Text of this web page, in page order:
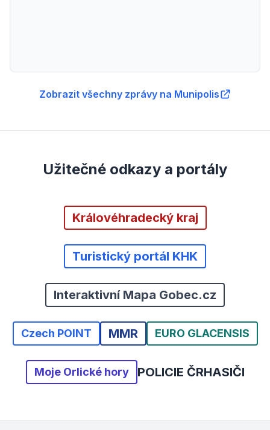
Zobrazit všechny zprávy na Munipolis
Užitečné odkazy a portály
Královéhradecký kraj
Turistický portál KHK
Interaktivní Mapa Gobec.cz
Czech POINT MMR EURO GLACENSIS
Moje Orlické hory POLICIE ČRHASIČI